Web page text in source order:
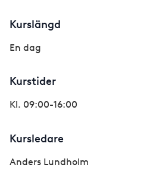
Kurslängd
En dag
Kurstider
Kl. 09:00-16:00
Kursledare
Anders Lundholm